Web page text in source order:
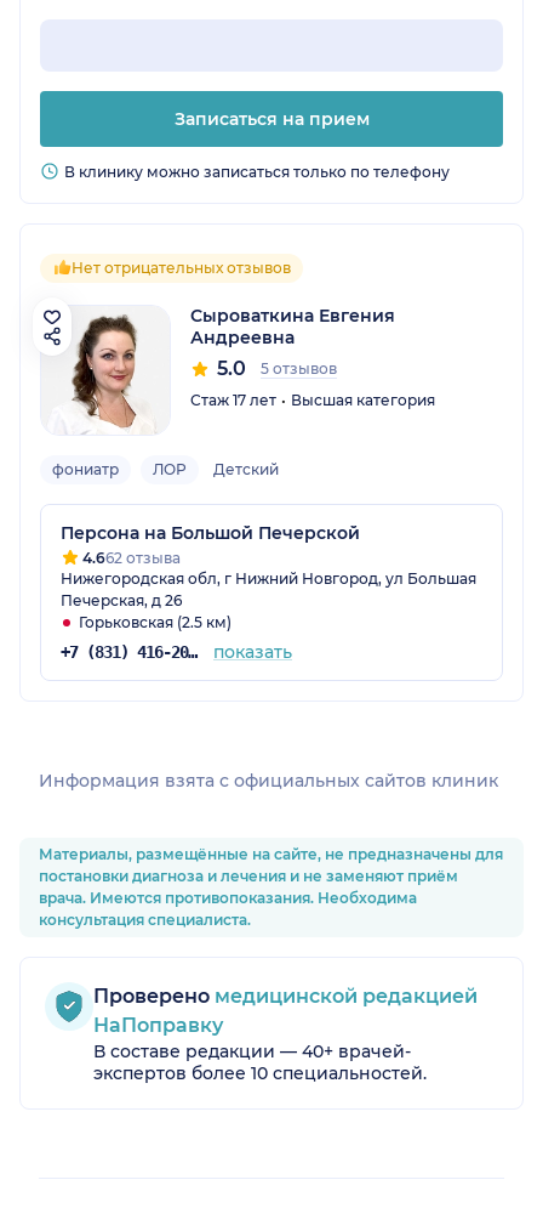
Записаться на прием
В клинику можно записаться только по телефону
Нет отрицательных отзывов
Сыроваткина Евгения
Андреевна
5.0
5 отзывов
Стаж 17 лет
Высшая категория
фониатр ЛОР Детский
Персона на Большой Печерской
4.662 отзыва
Нижегородская обл, г Нижний Новгород, ул Большая
Печерская, д 26
Горьковская (2.5 км)
+7 (831) 416-20-80 показать
Информация взята c официальных сайтов клиник
Материалы, размещённые на сайте, не предназначены для
постановки диагноза и лечения и не заменяют приём
врача. Имеются противопоказания. Необходима
консультация специалиста.
Проверено медицинской редакцией
НаПоправку
В составе редакции — 40+ врачей-
экспертов более 10 специальностей.